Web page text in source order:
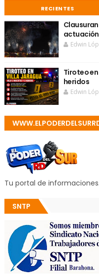
RECIENTES
Edwin
Tiroteo
heridos
Edwin
Tu portal de informaciones.
SNTP